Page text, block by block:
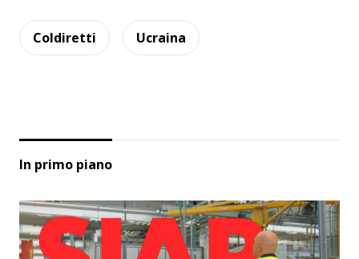
Coldiretti Ucraina
In primo piano